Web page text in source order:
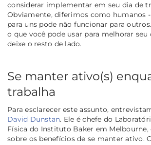
considerar implementar em seu dia de
Obviamente, diferimos como humanos
para uns pode não funcionar para
o que você pode usar para melhorar seu
deixe o resto de lado.
Se manter ativo(s)
trabalha
Para esclarecer este assunto,
David Dunstan. Ele é chefe do
Física do Instituto Baker em Melbourne,
sobre os benefícios de se manter ativo.